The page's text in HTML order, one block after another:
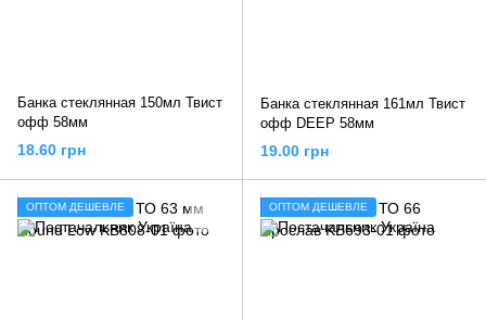
Банка стеклянная 150мл Твист
офф 58мм
18.60 грн
Банка стеклянная 161мл Твист
офф DEEP 58мм
19.00 грн
ОПТОМ ДЕШЕВЛЕ ОПТОМ ДЕШЕВЛЕ